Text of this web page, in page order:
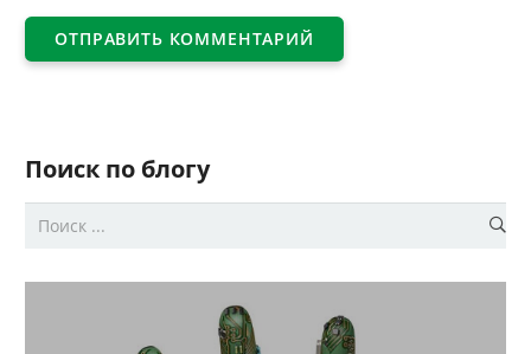
ОТПРАВИТЬ КОММЕНТАРИЙ
Поиск по блогу